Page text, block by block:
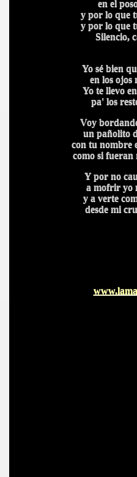
en el
y por lo que
y por lo que
Silencio,
Yo sé bien
en los ojos
Yo te llevo
pa' los
Voy
un pañolito
con tu nombre
como si fueran
Y por no
a mofrir yo
y a verte
desde mi